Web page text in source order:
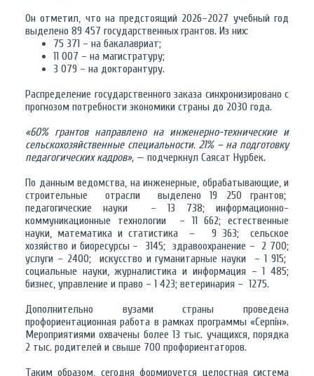
Он отметил, что на предстоящий 2026–2027 учебный год
выделено 89 457 государственных грантов. Из них:
75 371 – на бакалавриат;
11 007 – на магистратуру;
3 079 – на докторантуру.
Распределение государственного заказа синхронизировано с
прогнозом потребности экономики страны до 2030 года.
«60% грантов направлено на инженерно-технические и
сельскохозяйственные специальности. 21% – на подготовку
педагогических кадров», — подчеркнул Саясат Нурбек.
По данным ведомства, на инженерные, обрабатывающие, и
строительные отрасли выделено 19 250 грантов;
педагогические науки – 13 738; информационно-
коммуникационные технологии – 11 662; естественные
науки, математика и статистика – 9 363; сельское
хозяйство и биоресурсы – 3145; здравоохранение – 2 700;
услуги – 2400; искусство и гуманитарные науки – 1 915;
социальные науки, журналистика и информация – 1 485;
бизнес, управление и право – 1 423; ветеринария – 1275.
Дополнительно вузами страны проведена
профориентационная работа в рамках программы «Серпін».
Мероприятиями охвачены более 13 тыс. учащихся, порядка
2 тыс. родителей и свыше 700 профориентаторов.
Таким образом, сегодня формируется целостная система